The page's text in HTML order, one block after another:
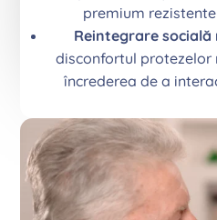
premium
Reintegrare socială
disconfortul protezelor
încrederea de a